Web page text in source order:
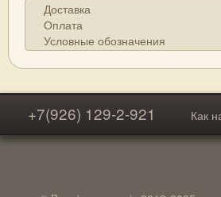
Доставка
Оплата
Условные обозначения
+7(926) 129-2-921 Как